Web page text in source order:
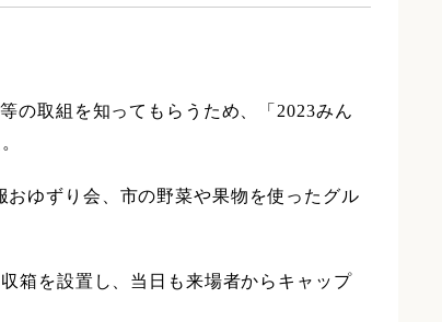
の取組を知ってもらうため、「2023みん
ゆずり会、市の野菜や果物を使ったグル
箱を設置し、当日も来場者からキャップ